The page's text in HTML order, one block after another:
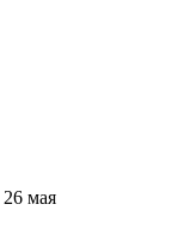
26 мая